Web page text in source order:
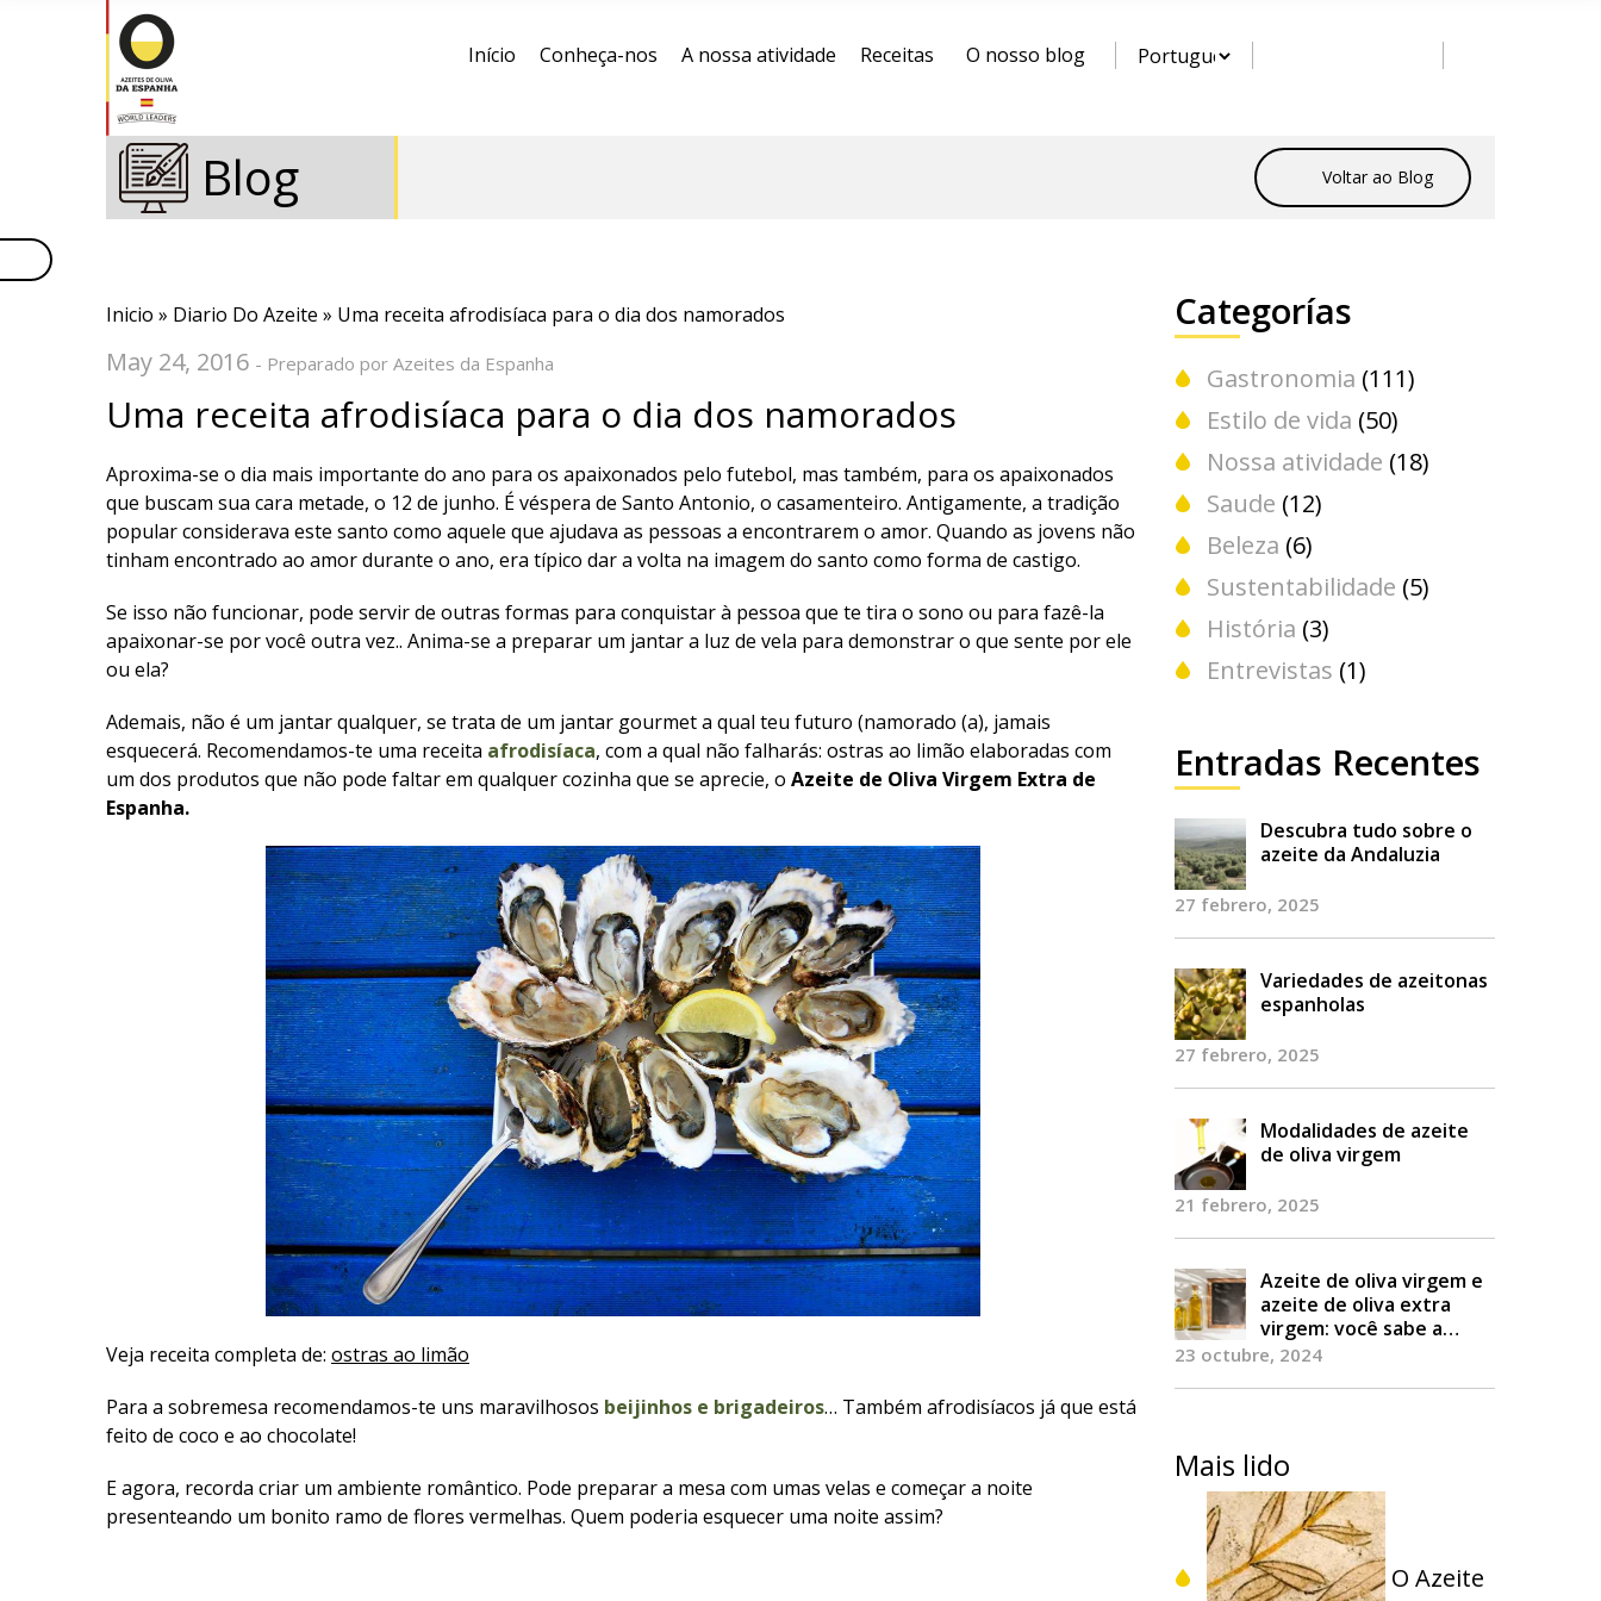
Início Conheça-nos A nossa atividade Receitas O nosso blog
Blog Voltar ao Blog
Inicio » Diario Do Azeite » Uma receita afrodisíaca para o dia dos namorados
May 24, 2016 - Preparado por Azeites da Espanha
Uma receita afrodisíaca para o dia dos namorados
Aproxima-se o dia mais importante do ano para os apaixonados pelo futebol, mas também, para os apaixonados
que buscam sua cara metade, o 12 de junho. É véspera de Santo Antonio, o casamenteiro. Antigamente, a tradição
popular considerava este santo como aquele que ajudava as pessoas a encontrarem o amor. Quando as jovens não
tinham encontrado ao amor durante o ano, era típico dar a volta na imagem do santo como forma de castigo.
Se isso não funcionar, pode servir de outras formas para conquistar à pessoa que te tira o sono ou para fazê-la
apaixonar-se por você outra vez.. Anima-se a preparar um jantar a luz de vela para demonstrar o que sente por ele
ou ela?
Ademais, não é um jantar qualquer, se trata de um jantar gourmet a qual teu futuro (namorado (a), jamais
esquecerá. Recomendamos-te uma receita afrodisíaca, com a qual não falharás: ostras ao limão elaboradas com
um dos produtos que não pode faltar em qualquer cozinha que se aprecie, o Azeite de Oliva Virgem Extra de
Espanha.
Veja receita completa de: ostras ao limão
Para a sobremesa recomendamos-te uns maravilhosos beijinhos e brigadeiros… Também afrodisíacos já que está
feito de coco e ao chocolate!
E agora, recorda criar um ambiente romântico. Pode preparar a mesa com umas velas e começar a noite
presenteando um bonito ramo de flores vermelhas. Quem poderia esquecer uma noite assim?
Categorías
Gastronomia (111)
Estilo de vida (50)
Nossa atividade (18)
Saude (12)
Beleza (6)
Sustentabilidade (5)
História (3)
Entrevistas (1)
Entradas Recentes
Descubra tudo sobre o
azeite da Andaluzia
27 febrero, 2025
Variedades de azeitonas
espanholas
27 febrero, 2025
Modalidades de azeite
de oliva virgem
21 febrero, 2025
Azeite de oliva virgem e
azeite de oliva extra
virgem: você sabe a
diferença?
23 octubre, 2024
Mais lido
O Azeite